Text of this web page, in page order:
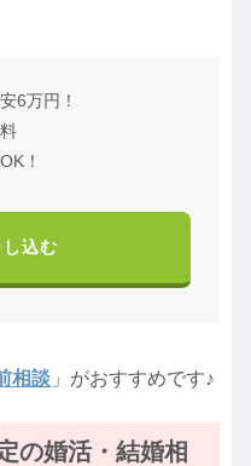
6万円！
！
し込む
相談 」がおすすめです♪
の婚活・結婚相